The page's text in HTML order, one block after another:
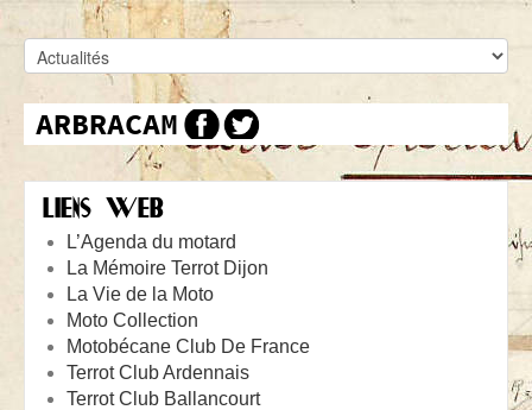
LIENS WEB
L’Agenda du motard
La Mémoire Terrot Dijon
La Vie de la Moto
Moto Collection
Motobécane Club De France
Terrot Club Ardennais
Terrot Club Ballancourt